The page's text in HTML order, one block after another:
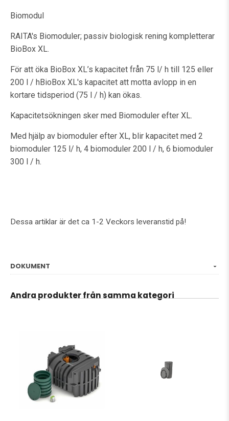
Biomodul
RAITA's Biomoduler; passiv biologisk rening kompletterar
BioBox XL.
För att öka BioBox XL’s kapacitet från 75 l/ h till 125 eller
200 l / hBioBox XL's kapacitet att motta avlopp in en
kortare tidsperiod (75 l / h) kan ökas.
Kapacitetsökningen sker med Biomoduler efter XL.
Med hjälp av biomoduler efter XL, blir kapacitet med 2
biomoduler 125 l/ h, 4 biomoduler 200 l / h, 6 biomoduler
300 l / h.
Dessa artiklar är det ca 1-2 Veckors leveranstid på!
DOKUMENT
Andra produkter från samma kategori